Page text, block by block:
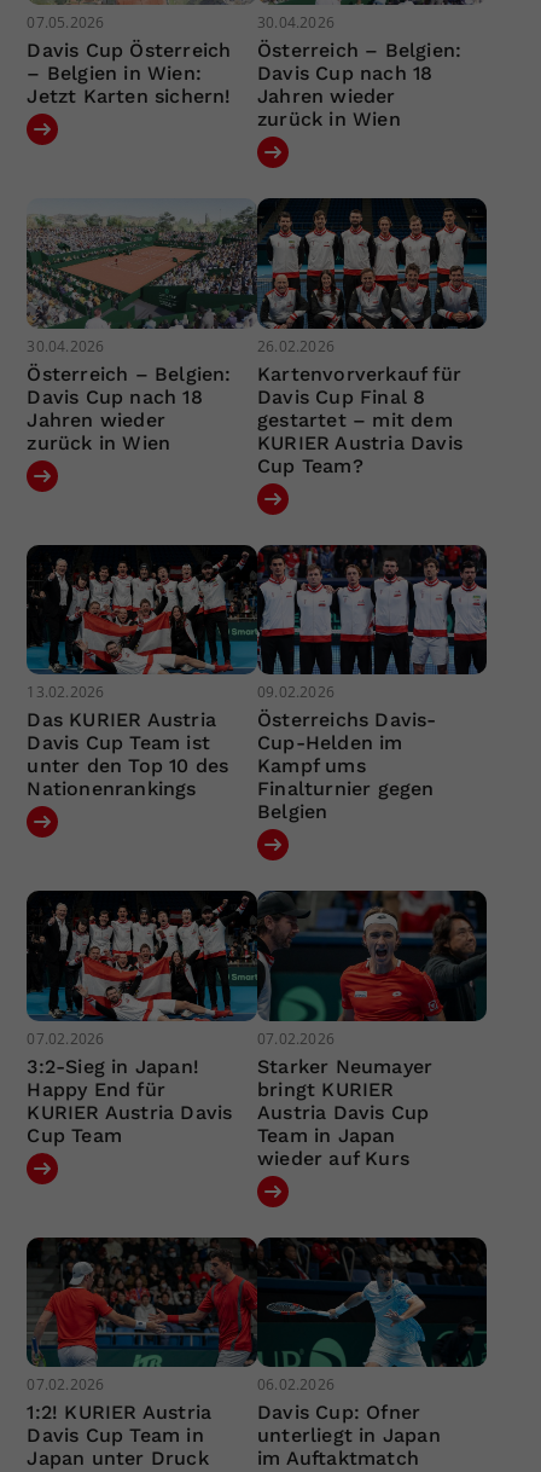
07.05.2026
Davis Cup Österreich
– Belgien in Wien:
Jetzt Karten sichern!
30.04.2026
Österreich – Belgien:
Davis Cup nach 18
Jahren wieder
zurück in Wien
30.04.2026
Österreich – Belgien:
Davis Cup nach 18
Jahren wieder
zurück in Wien
26.02.2026
Kartenvorverkauf für
Davis Cup Final 8
gestartet – mit dem
KURIER Austria Davis
Cup Team?
13.02.2026
Das KURIER Austria
Davis Cup Team ist
unter den Top 10 des
Nationenrankings
09.02.2026
Österreichs Davis-
Cup-Helden im
Kampf ums
Finalturnier gegen
Belgien
07.02.2026
3:2-Sieg in Japan!
Happy End für
KURIER Austria Davis
Cup Team
07.02.2026
Starker Neumayer
bringt KURIER
Austria Davis Cup
Team in Japan
wieder auf Kurs
07.02.2026
1:2! KURIER Austria
Davis Cup Team in
Japan unter Druck
06.02.2026
Davis Cup: Ofner
unterliegt in Japan
im Auftaktmatch